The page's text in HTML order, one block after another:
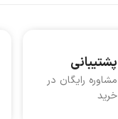
پشتیبانی
مشاوره رایگان در
خرید